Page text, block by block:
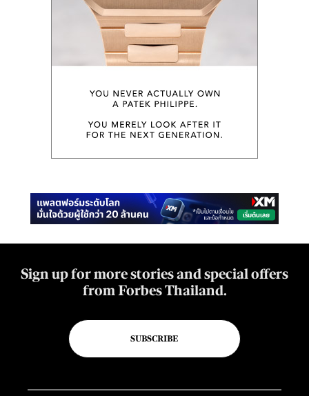
Sign up for more stories and special offers
from Forbes Thailand.
SUBSCRIBE